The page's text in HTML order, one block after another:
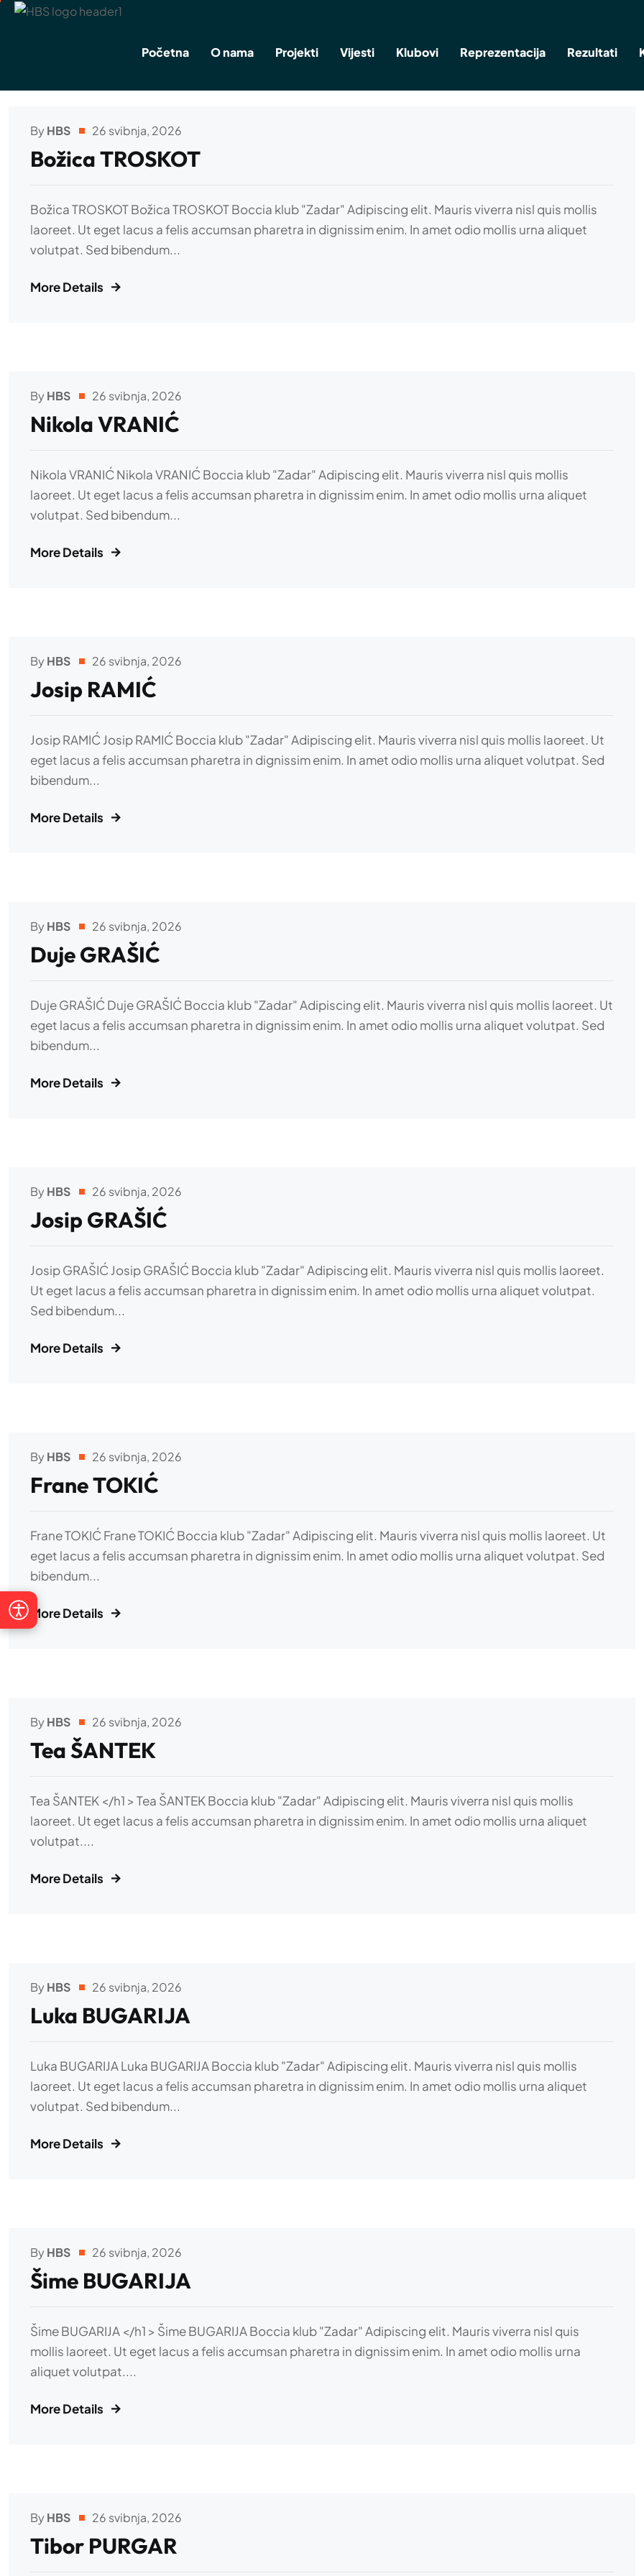
Početna O nama Projekti Vijesti Klubovi Reprezentacija Rezultati
ByHBS 26 svibnja, 2026
Božica TROSKOT
Božica TROSKOT Božica TROSKOT Boccia klub "Zadar" Adipiscing elit. Mauris viverra nisl quis mollis
laoreet. Ut eget lacus a felis accumsan pharetra in dignissim enim. In amet odio mollis urna aliquet
volutpat. Sed bibendum...
More Details
ByHBS 26 svibnja, 2026
Nikola VRANIĆ
Nikola VRANIĆ Nikola VRANIĆ Boccia klub "Zadar" Adipiscing elit. Mauris viverra nisl quis mollis
laoreet. Ut eget lacus a felis accumsan pharetra in dignissim enim. In amet odio mollis urna aliquet
volutpat. Sed bibendum...
More Details
ByHBS 26 svibnja, 2026
Josip RAMIĆ
Josip RAMIĆ Josip RAMIĆ Boccia klub "Zadar" Adipiscing elit. Mauris viverra nisl quis mollis laoreet. Ut
eget lacus a felis accumsan pharetra in dignissim enim. In amet odio mollis urna aliquet volutpat. Sed
bibendum...
More Details
ByHBS 26 svibnja, 2026
Duje GRAŠIĆ
Duje GRAŠIĆ Duje GRAŠIĆ Boccia klub "Zadar" Adipiscing elit. Mauris viverra nisl quis mollis laoreet. Ut
eget lacus a felis accumsan pharetra in dignissim enim. In amet odio mollis urna aliquet volutpat. Sed
bibendum...
More Details
ByHBS 26 svibnja, 2026
Josip GRAŠIĆ
Josip GRAŠIĆ Josip GRAŠIĆ Boccia klub "Zadar" Adipiscing elit. Mauris viverra nisl quis mollis laoreet.
Ut eget lacus a felis accumsan pharetra in dignissim enim. In amet odio mollis urna aliquet volutpat.
Sed bibendum...
More Details
ByHBS 26 svibnja, 2026
Frane TOKIĆ
Frane TOKIĆ Frane TOKIĆ Boccia klub "Zadar" Adipiscing elit. Mauris viverra nisl quis mollis laoreet. Ut
eget lacus a felis accumsan pharetra in dignissim enim. In amet odio mollis urna aliquet volutpat. Sed
bibendum...
More Details
ByHBS 26 svibnja, 2026
Tea ŠANTEK
Tea ŠANTEK </h1 > Tea ŠANTEK Boccia klub "Zadar" Adipiscing elit. Mauris viverra nisl quis mollis
laoreet. Ut eget lacus a felis accumsan pharetra in dignissim enim. In amet odio mollis urna aliquet
volutpat....
More Details
ByHBS 26 svibnja, 2026
Luka BUGARIJA
Luka BUGARIJA Luka BUGARIJA Boccia klub "Zadar" Adipiscing elit. Mauris viverra nisl quis mollis
laoreet. Ut eget lacus a felis accumsan pharetra in dignissim enim. In amet odio mollis urna aliquet
volutpat. Sed bibendum...
More Details
ByHBS 26 svibnja, 2026
Šime BUGARIJA
Šime BUGARIJA </h1 > Šime BUGARIJA Boccia klub "Zadar" Adipiscing elit. Mauris viverra nisl quis
mollis laoreet. Ut eget lacus a felis accumsan pharetra in dignissim enim. In amet odio mollis urna
aliquet volutpat....
More Details
ByHBS 26 svibnja, 2026
Tibor PURGAR
Visoki kontrast Sivi tonovi
Istakni poveznice
Zaustavi animacije Vodilica za čitanje